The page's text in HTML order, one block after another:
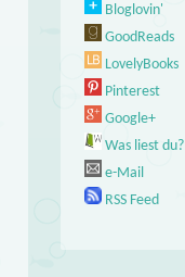
Bloglovin'
GoodReads
LovelyBooks
Pinterest
Google+
Was liest du?
e-Mail
RSS Feed